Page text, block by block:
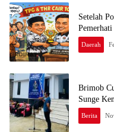
Setelah
Daerah
Brimob
Sunge
Berita